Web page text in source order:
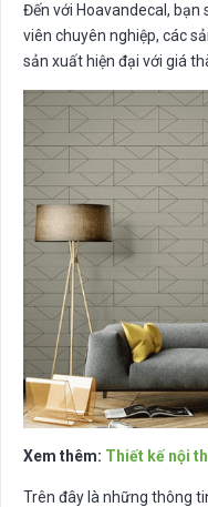
Đến với Hoavandecal, bạn
viên chuyên nghiệp, các
sản xuất hiện đại với giá
Xem thêm: Thiết kế nội
Trên đây là những thông